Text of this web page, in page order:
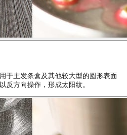
于主发条盒及其他较大型的圆形表面
反方向操作，形成太阳纹。